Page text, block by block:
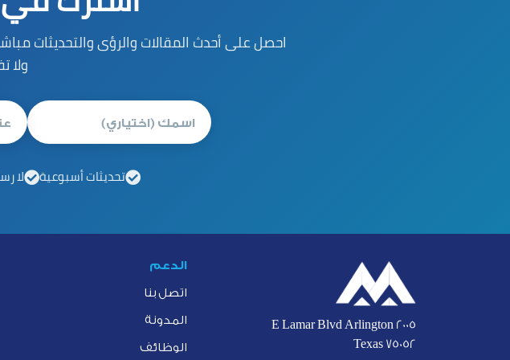
احصل على أحدث المقالات والرؤى والتحديثات
ولا
تحديثات أسبوعية لا
2005 E Lamar Blvd Arlington
Texas 75052
الدعم
اتصل بنا
المدونة
الوظائف